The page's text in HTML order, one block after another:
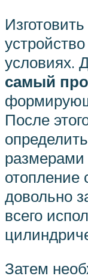
условиях.
самый
После
размерами
отопление
довольно
всего
Затем